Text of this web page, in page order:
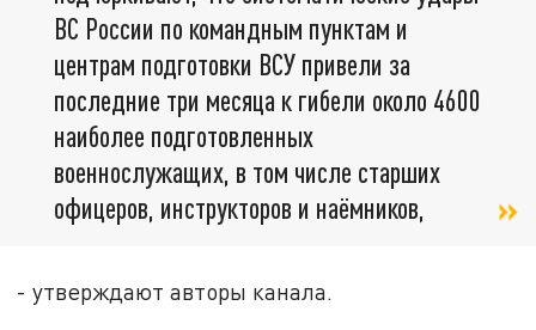
ВС России по командным пунктам и
центрам подготовки ВСУ привели за
последние три месяца к гибели около 4600
наиболее подготовленных
военнослужащих, в том числе старших
офицеров, инструкторов и наёмников,
- утверждают авторы канала.